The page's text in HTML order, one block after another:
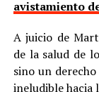
avistamiento
A juicio de
de la salud de
sino un
ineludible hacia